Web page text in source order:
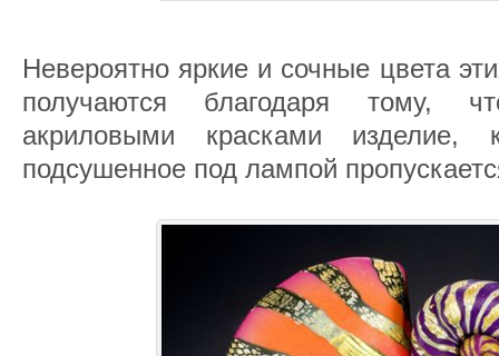
Невероятно яркие и сочные цвета
получаются благодаря тому,
акриловыми красками изделие,
подсушенное под лампой